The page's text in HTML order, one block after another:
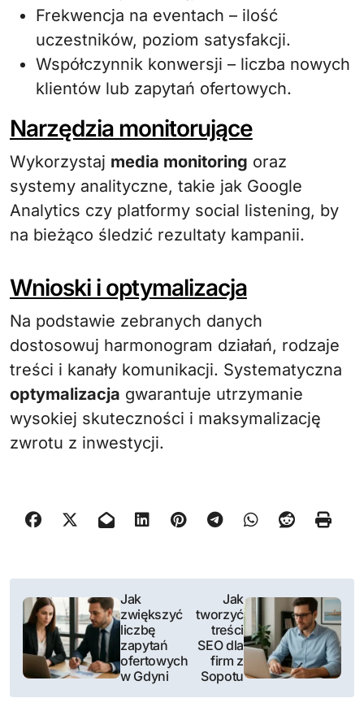
Frekwencja na eventach – ilość
uczestników, poziom satysfakcji.
Współczynnik konwersji – liczba nowych
klientów lub zapytań ofertowych.
Narzędzia monitorujące
Wykorzystaj media monitoring oraz
systemy analityczne, takie jak Google
Analytics czy platformy social listening, by
na bieżąco śledzić rezultaty kampanii.
Wnioski i optymalizacja
Na podstawie zebranych danych
dostosowuj harmonogram działań, rodzaje
treści i kanały komunikacji. Systematyczna
optymalizacja gwarantuje utrzymanie
wysokiej skuteczności i maksymalizację
zwrotu z inwestycji.
N
w
i
Jak
zwiększyć
liczbę
zapytań
ofertowych
w Gdyni
Jak
tworzyć
treści
SEO dla
firm z
Sopotu